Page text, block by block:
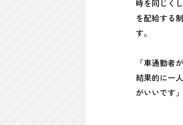
時を同じく
を配給する
す。
「車通勤者
結果的に一
がいいです